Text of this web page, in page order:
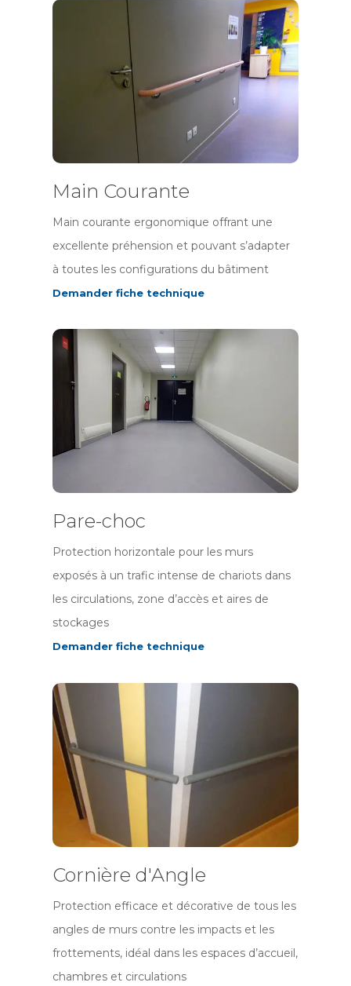
Main Courante
Main courante ergonomique offrant une
excellente préhension et pouvant s’adapter
à toutes les configurations du bâtiment
Demander fiche technique
Pare-choc
Protection horizontale pour les murs
exposés à un trafic intense de chariots dans
les circulations, zone d’accès et aires de
stockages
Demander fiche technique
Cornière d'Angle
Protection efficace et décorative de tous les
angles de murs contre les impacts et les
frottements, idéal dans les espaces d’accueil,
chambres et circulations